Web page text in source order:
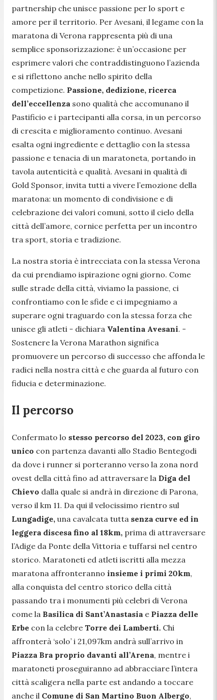
partnership che unisce passione per lo sport e
amore per il territorio. Per Avesani, il legame con la
maratona di Verona rappresenta più di una
semplice sponsorizzazione: è un’occasione per
esprimere valori che contraddistinguono l’azienda
e si riflettono anche nello spirito della
competizione. Passione, dedizione, ricerca
dell’eccellenza sono qualità che accomunano il
Pastificio e i partecipanti alla corsa, in un percorso
di crescita e miglioramento continuo. Avesani
esalta ogni ingrediente e dettaglio con la stessa
passione e tenacia di un maratoneta, portando in
tavola autenticità e qualità. Avesani in qualità di
Gold Sponsor, invita tutti a vivere l’emozione della
maratona: un momento di condivisione e di
celebrazione dei valori comuni, sotto il cielo della
città dell’amore, cornice perfetta per un incontro
tra sport, storia e tradizione.
La nostra storia è intrecciata con la stessa Verona
da cui prendiamo ispirazione ogni giorno. Come
sulle strade della città, viviamo la passione, ci
confrontiamo con le sfide e ci impegniamo a
superare ogni traguardo con la stessa forza che
unisce gli atleti - dichiara Valentina Avesani. -
Sostenere la Verona Marathon significa
promuovere un percorso di successo che affonda le
radici nella nostra città e che guarda al futuro con
fiducia e determinazione.
Il percorso
Confermato lo stesso percorso del 2023, con giro
unico con partenza davanti allo Stadio Bentegodi
da dove i runner si porteranno verso la zona nord
ovest della città fino ad attraversare la Diga del
Chievo dalla quale si andrà in direzione di Parona,
verso il km 11. Da qui il velocissimo rientro sul
Lungadige, una cavalcata tutta senza curve ed in
leggera discesa fino al 18km, prima di attraversare
l’Adige da Ponte della Vittoria e tuffarsi nel centro
storico. Maratoneti ed atleti iscritti alla mezza
maratona affronteranno insieme i primi 20km,
alla conquista del centro storico della città
passando tra i monumenti più celebri di Verona
come la Basilica di Sant’Anastasia e Piazza delle
Erbe con la celebre Torre dei Lamberti. Chi
affronterà ‘solo’ i 21,097km andrà sull’arrivo in
Piazza Bra proprio davanti all’Arena, mentre i
maratoneti proseguiranno ad abbracciare l’intera
città scaligera nella parte est andando a toccare
anche il Comune di San Martino Buon Albergo,